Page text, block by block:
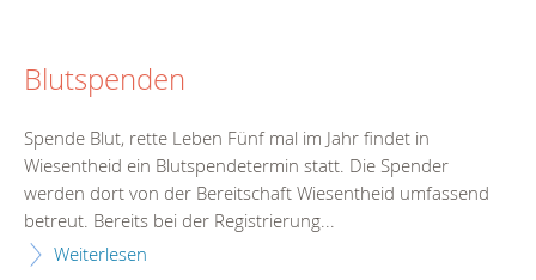
Blutspenden
Spende Blut, rette Leben Fünf mal im Jahr findet in
Wiesentheid ein Blutspendetermin statt. Die Spender
werden dort von der Bereitschaft Wiesentheid umfassend
betreut. Bereits bei der Registrierung...
Weiterlesen